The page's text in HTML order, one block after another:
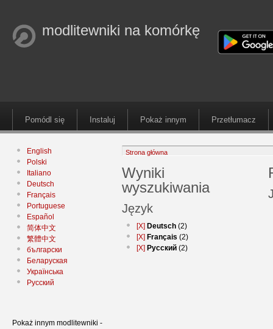
modlitewniki na komórkę
Pomódl się Instaluj Pokaż innym Przetłumacz
English
Polski
Italiano
Deutsch
Français
Portuguese
Español
简体中文
繁體中文
български
Беларуская
Українська
Русский
Pokaż innym modlitewniki -
Strona główna
Wyniki
wyszukiwania
Język
[X] Deutsch (2)
[X] Français (2)
[X] Русский (2)